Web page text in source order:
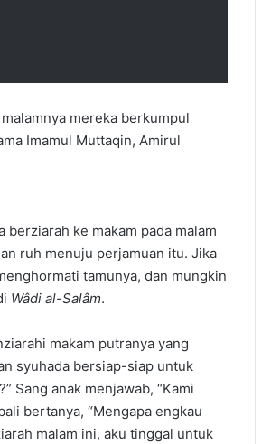
mereka berkumpul
Imamul Muttaqin, Amirul
ke makam pada malam
ruh menuju perjamuan itu. Jika
tamunya, dan mungkin
Wâdi al-Salâm.
makam putranya yang
syuhada bersiap-siap untuk
Sang anak menjawab, “Kami
bertanya, “Mengapa engkau
malam ini, aku tinggal untuk